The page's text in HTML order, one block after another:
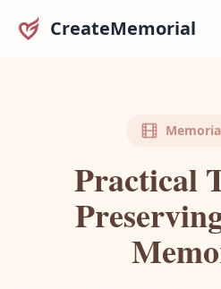
CreateMemorial
Practical